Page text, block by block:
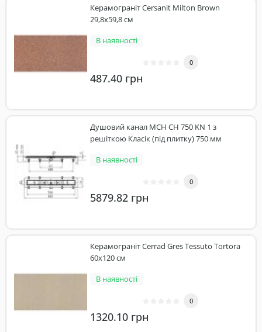
Керамограніт Cersanit Milton Brown
29,8x59,8 см
В наявності
0
487.40 грн
Душовий канал MCH CH 750 KN 1 з
решіткою Класік (під плитку) 750 мм
В наявності
0
5879.82 грн
Керамограніт Cerrad Gres Tessuto Tortora
60x120 см
В наявності
0
1320.10 грн